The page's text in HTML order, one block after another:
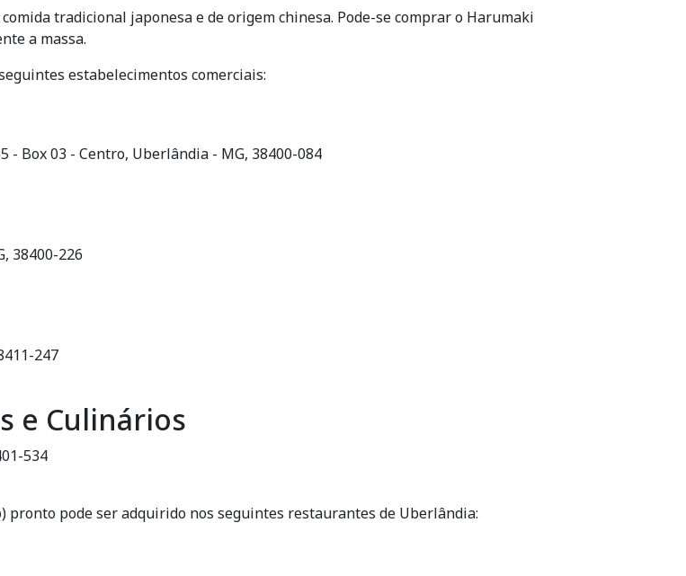
tradicional japonesa e de origem chinesa. Pode-se comprar o Harumaki
a massa.
estabelecimentos comerciais:
- Box 03 - Centro, Uberlândia - MG, 38400-084
38400-226
247
e Culinários
534
pode ser adquirido nos seguintes restaurantes de Uberlândia: